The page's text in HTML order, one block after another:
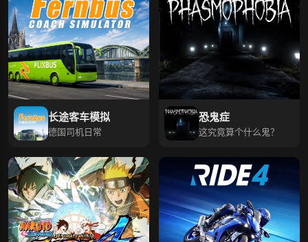
长途客车模拟
德国司机日常
恐鬼症
这究竟算个什么鬼？